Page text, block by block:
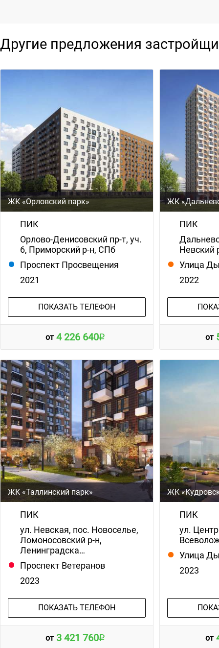
Другие предложения
ЖК «Орловский парк»
ПИК
Орлово-Денисовский пр-т, уч.
6, Приморский р-н, СПб
Проспект Просвещения
2021
ПОКАЗАТЬ ТЕЛЕФОН
от 4 226 640
ЖК
ПИК
Невский
Улица
2022
от
ЖК «Таллинский парк»
ПИК
ул. Невская, пос. Новоселье,
Ломоносовский р-н,
Ленинградска…
Проспект Ветеранов
2023
ПОКАЗАТЬ ТЕЛЕФОН
от 3 421 760
ЖК
ПИК
ул.
Улица
2023
от